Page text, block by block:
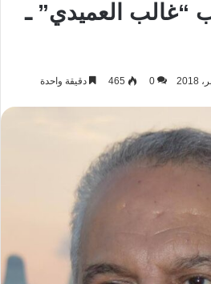
“غالب العميدي” ـ
0
465 دقيقة واحدة